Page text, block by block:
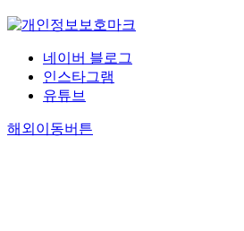
네이버 블로그
인스타그램
유튜브
해외이동버튼